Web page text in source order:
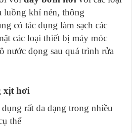
luồng khí nén, thông
có tác dụng làm sạch các
các loại thiết bị máy móc
nước đọng sau quá trình rửa
xịt hơi
rất đa dạng trong nhiều
thể